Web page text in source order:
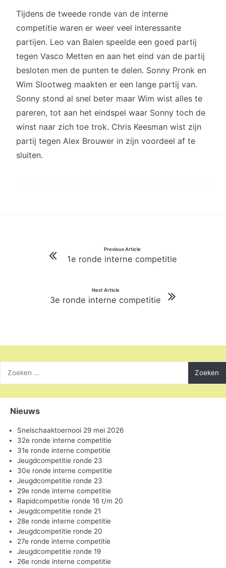
Tijdens de tweede ronde van de interne
competitie waren er weer veel interessante
partijen. Leo van Balen speelde een goed partij
tegen Vasco Metten en aan het eind van de partij
besloten men de punten te delen. Sonny Pronk en
Wim Slootweg maakten er een lange partij van.
Sonny stond al snel beter maar Wim wist alles te
pareren, tot aan het eindspel waar Sonny toch de
winst naar zich toe trok. Chris Keesman wist zijn
partij tegen Alex Brouwer in zijn voordeel af te
sluiten.
navigatie
Previous Article
1e ronde interne competitie
Next Article
3e ronde interne competitie
naar:
Nieuws
Snelschaaktoernooi 29 mei 2026
32e ronde interne competitie
31e ronde interne competitie
Jeugdcompetitie ronde 23
30e ronde interne competitie
Jeugdcompetitie ronde 23
29e ronde interne competitie
Rapidcompetitie ronde 16 t/m 20
Jeugdcompetitie ronde 21
28e ronde interne competitie
Jeugdcompetitie ronde 20
27e ronde interne competitie
Jeugdcompetitie ronde 19
26e ronde interne competitie